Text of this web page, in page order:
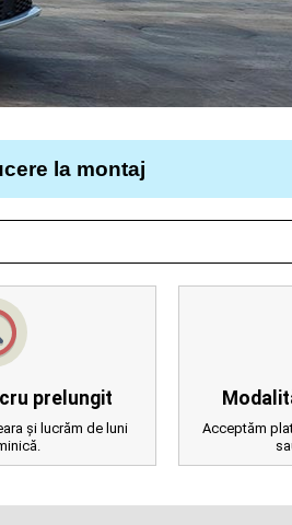
la montaj
prelungit
și lucrăm de luni
Acceptăm